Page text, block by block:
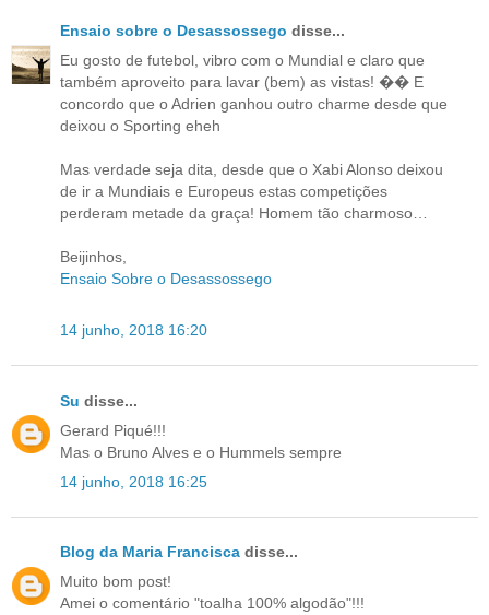
Ensaio sobre o Desassossego disse...
Eu gosto de futebol, vibro com o Mundial e claro que
também aproveito para lavar (bem) as vistas! �� E
concordo que o Adrien ganhou outro charme desde que
deixou o Sporting eheh
Mas verdade seja dita, desde que o Xabi Alonso deixou
de ir a Mundiais e Europeus estas competições
perderam metade da graça! Homem tão charmoso…
Beijinhos,
Ensaio Sobre o Desassossego
14 junho, 2018 16:20
Su disse...
Gerard Piqué!!!
Mas o Bruno Alves e o Hummels sempre
14 junho, 2018 16:25
Blog da Maria Francisca disse...
Muito bom post!
Amei o comentário "toalha 100% algodão"!!!